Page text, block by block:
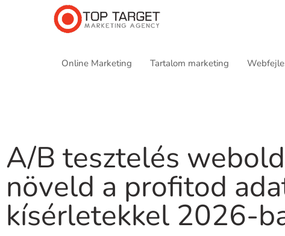
Online Marketing Tartalom marketing
A/B tesztelés
növeld a profitod
kísérletekkel 2026-